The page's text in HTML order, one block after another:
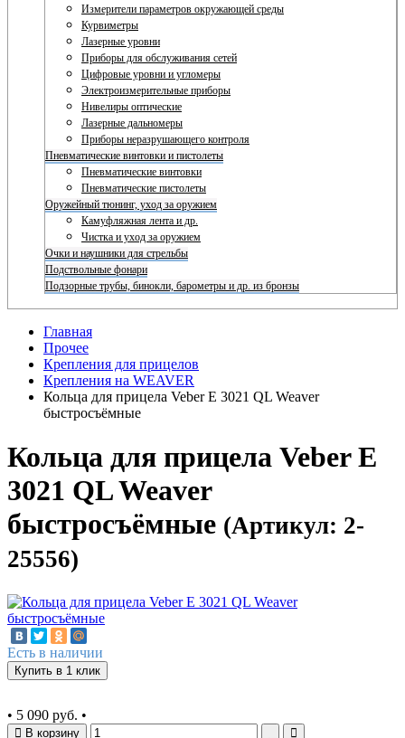
Измерители параметров окружающей среды
Курвиметры
Лазерные уровни
Приборы для обслуживания сетей
Цифровые уровни и угломеры
Электроизмерительные приборы
Нивелиры оптические
Лазерные дальномеры
Приборы неразрушающего контроля
Пневматические винтовки и пистолеты
Пневматические винтовки
Пневматические пистолеты
Оружейный тюнинг, уход за оружием
Камуфляжная лента и др.
Чистка и уход за оружием
Очки и наушники для стрельбы
Подствольные фонари
Подзорные трубы, бинокли, барометры и др. из бронзы
Главная
Прочее
Крепления для прицелов
Крепления на WEAVER
Кольца для прицела Veber E 3021 QL Weaver
быстросъёмные
Кольца для прицела Veber E
3021 QL Weaver
быстросъёмные (Артикул: 2-
25556)
Есть в наличии
Купить в 1 клик
• 5 090 руб. •
В корзину